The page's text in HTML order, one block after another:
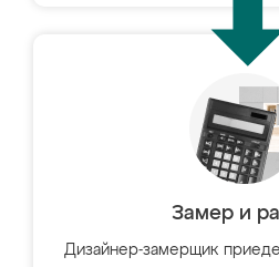
Замер и
Дизайнер-замерщик